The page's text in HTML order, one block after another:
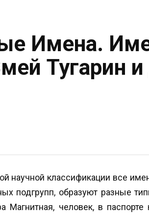
Имена.
Тугарин и
научной классификации все
подгрупп, образуют разные
Магнитная, человек, в